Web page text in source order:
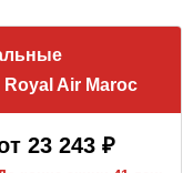
Air Maroc
23 243 ₽